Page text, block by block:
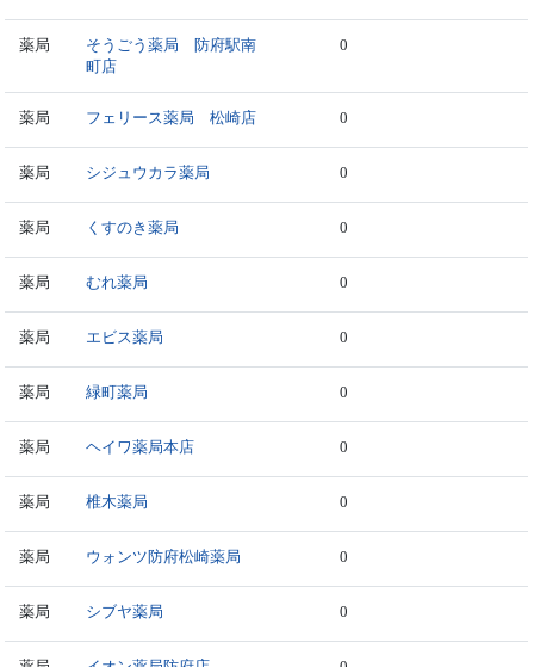
薬局
そうごう薬局 防府駅南
町店
0
薬局 フェリース薬局 松崎店 0
薬局 シジュウカラ薬局 0
薬局 くすのき薬局 0
薬局 むれ薬局 0
薬局 エビス薬局 0
薬局 緑町薬局 0
薬局 ヘイワ薬局本店 0
薬局 椎木薬局 0
薬局 ウォンツ防府松崎薬局 0
薬局 シブヤ薬局 0